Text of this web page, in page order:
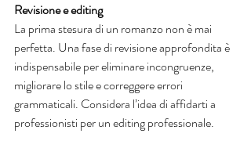
Revisione e editing
La prima stesura di un romanzo non è mai
perfetta. Una fase di revisione approfondita è
indispensabile per eliminare incongruenze,
migliorare lo stile e correggere errori
grammaticali. Considera l’idea di affidarti a
professionisti per un editing professionale.